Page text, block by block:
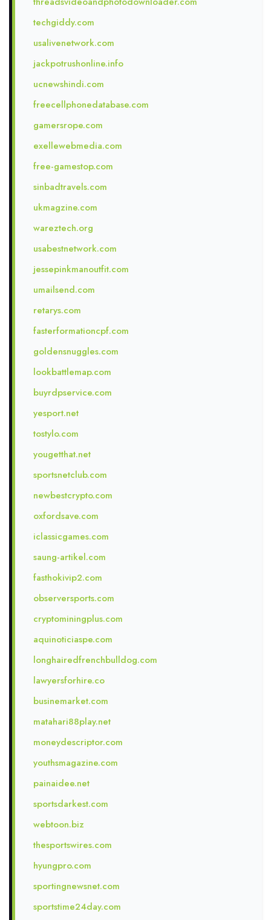
techgiddy.com
usalivenetwork.com
jackpotrushonline.info
ucnewshindi.com
freecellphonedatabase.com
gamersrope.com
exellewebmedia.com
free-gamestop.com
sinbadtravels.com
ukmagzine.com
wareztech.org
usabestnetwork.com
jessepinkmanoutfit.com
umailsend.com
retarys.com
fasterformationcpf.com
goldensnuggles.com
lookbattlemap.com
buyrdpservice.com
yesport.net
tostylo.com
yougetthat.net
sportsnetclub.com
newbestcrypto.com
oxfordsave.com
iclassicgames.com
saung-artikel.com
fasthokivip2.com
observersports.com
cryptominingplus.com
aquinoticiaspe.com
longhairedfrenchbulldog.com
lawyersforhire.co
businemarket.com
matahari88play.net
moneydescriptor.com
youthsmagazine.com
painaidee.net
sportsdarkest.com
webtoon.biz
thesportswires.com
hyungpro.com
sportingnewsnet.com
sportstime24day.com